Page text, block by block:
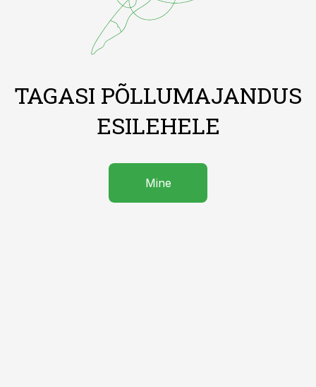
TAGASI PÕLLUMAJANDUS
ESILEHELE
Mine